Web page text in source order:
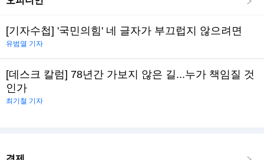
[기자수첩] '국민의힘' 네 글자가 부끄럽지 않으려면
유범열 기자
[데스크 칼럼] 78년간 가보지 않은 길...누가 책임질 것
인가
최기철 기자